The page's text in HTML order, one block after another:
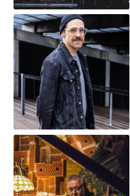
Obrázek
Obrázek